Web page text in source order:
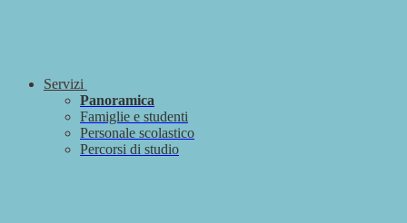
Servizi
Panoramica
Famiglie e studenti
Personale scolastico
Percorsi di studio